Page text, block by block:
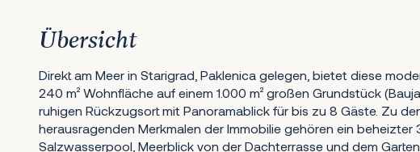
Übersicht
Direkt am Meer in Starigrad, Paklenica gelegen, bietet diese
240 m² Wohnfläche auf einem 1.000 m² großen Grundstück
ruhigen Rückzugsort mit Panoramablick für bis zu 8 Gäste. Zu
herausragenden Merkmalen der Immobilie gehören ein beheizter
Salzwasserpool, Meerblick von der Dachterrasse und dem